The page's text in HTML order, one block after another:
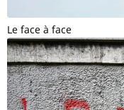
Le face à face